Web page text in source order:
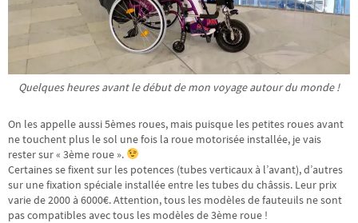
Quelques heures avant le début de mon voyage autour du monde !
On les appelle aussi 5èmes roues, mais puisque les petites roues avant
ne touchent plus le sol une fois la roue motorisée installée, je vais
rester sur « 3ème roue ».
Certaines se fixent sur les potences (tubes verticaux à l’avant), d’autres
sur une fixation spéciale installée entre les tubes du châssis. Leur prix
varie de 2000 à 6000€. Attention, tous les modèles de fauteuils ne sont
pas compatibles avec tous les modèles de 3ème roue !